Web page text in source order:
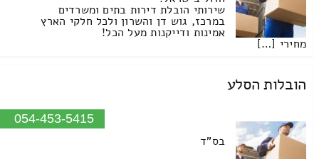
שירותי הובלת דירות בתים ומשרדים
במרכז, גוש דן והשרון ולכל חלקי הארץ
אמינות ודייקנות מעל הכל!
מחירי […]
הובלות הסלע
054-453-5415
בס"ד